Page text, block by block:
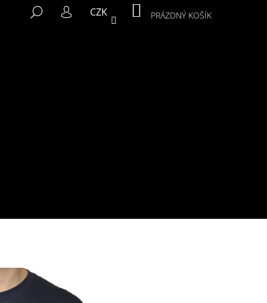
HLEDAT
PŘIHLÁŠENÍ
CZK NÁKUPNÍ
KOŠÍK
PRÁZDNÝ KOŠÍK
Následující
999 Kč